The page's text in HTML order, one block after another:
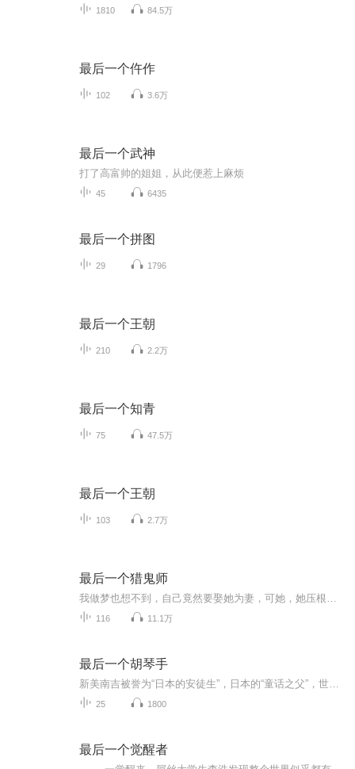
1810 84.5万
最后一个仵作
102 3.6万
最后一个武神
打了高富帅的姐姐，从此便惹上麻烦
45 6435
最后一个拼图
29 1796
最后一个王朝
210 2.2万
最后一个知青
75 47.5万
最后一个王朝
103 2.7万
最后一个猎鬼师
116 11.1万
最后一个胡琴手
25 1800
最后一个觉醒者